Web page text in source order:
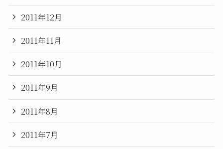
2011年12月
2011年11月
2011年10月
2011年9月
2011年8月
2011年7月